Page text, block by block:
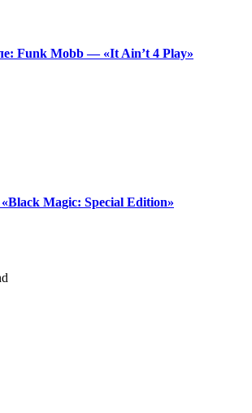
Funk Mobb — «It Ain’t 4 Play»
Magic: Special Edition»